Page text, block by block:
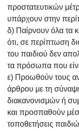
προστατευτικών
υπάρχουν στην
δ) Παίρνουν όλα τα
ότι, σε περίπτωση
του παιδιού δεν
τα πρόσωπα που
ε) Προωθούν τους
άρθρου με τη
διακανονισμών ή
και προσπαθούν
τοποθετήσεις